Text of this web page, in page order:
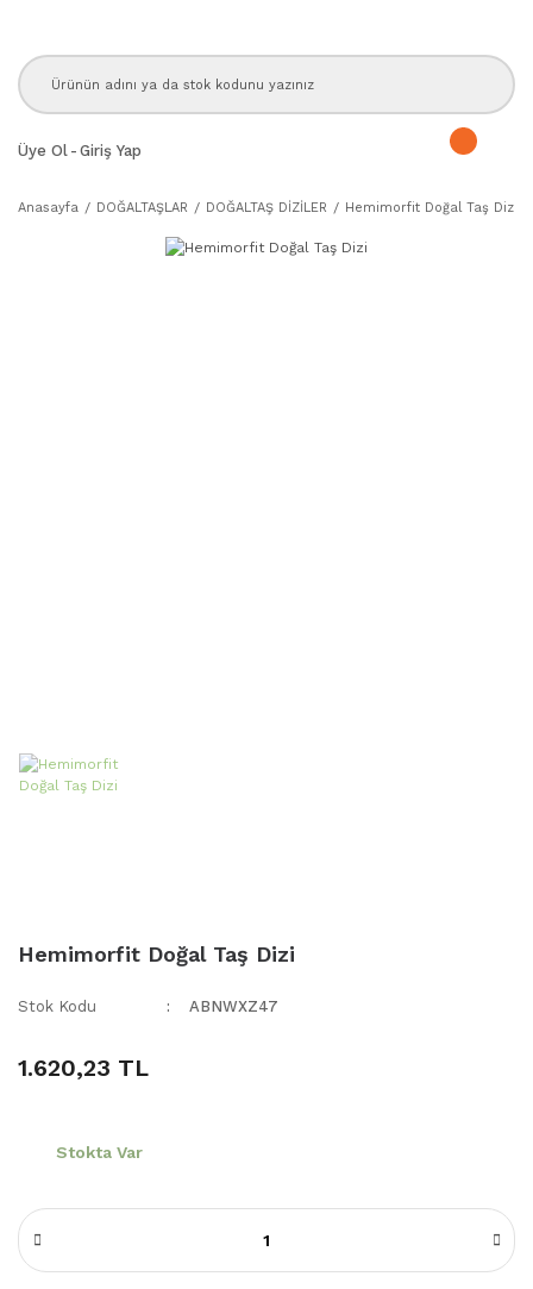
Üye Ol - Giriş Yap
Anasayfa DOĞALTAŞLAR DOĞALTAŞ DİZİLER Hemimorfit Doğal Taş Dizi
Hemimorfit Doğal Taş Dizi
Stok Kodu ABNWXZ47
1.620,23 TL
Stokta Var